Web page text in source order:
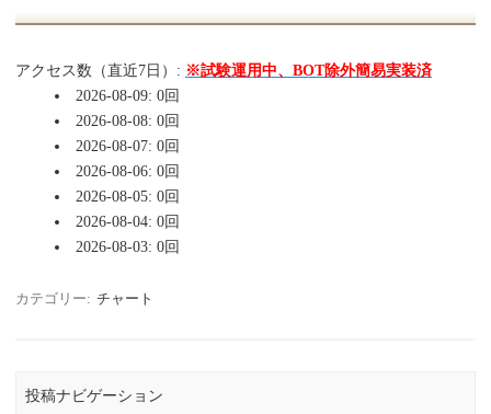
アクセス数（直近7日）: ※試験運用中、BOT除外簡易実装済
2026-08-09: 0回
2026-08-08: 0回
2026-08-07: 0回
2026-08-06: 0回
2026-08-05: 0回
2026-08-04: 0回
2026-08-03: 0回
カテゴリー: チャート
投稿ナビゲーション